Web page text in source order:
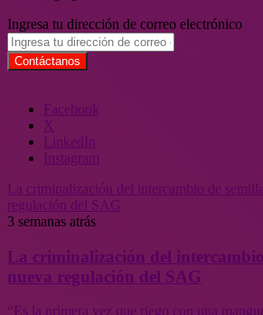
Ingresa tu dirección de correo electrónico
Facebook
X
LinkedIn
Instagram
La criminalización del intercambio de
regulación del SAG
3 semanas atrás
La criminalización del
nueva regulación del SAG
“Es la primera vez que riego con una